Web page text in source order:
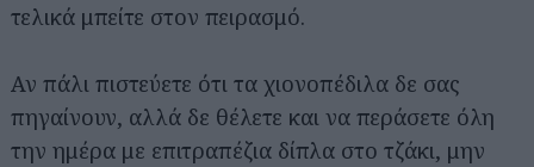
τελικά μπείτε στον πειρασμό.
Αν πάλι πιστεύετε ότι τα χιονοπέδιλα δε σας
πηγαίνουν, αλλά δε θέλετε και να περάσετε όλη
την ημέρα με επιτραπέζια δίπλα στο τζάκι, μην